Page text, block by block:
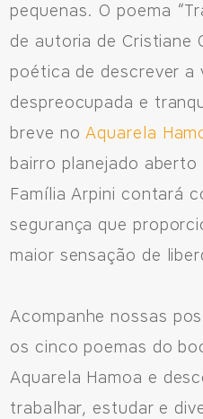
Fale Conosco
Avenida Eiffel, 819 -
Sinop/MT - 78.555-453
66 3531 9505
Fale pelo WhastApp
pequenas. O poema
de autoria de Cristiane
poética de descrever a
despreocupada e
breve noAquarela
bairro planejado aberto
Família Arpini contará
segurança que
maior sensação de
Acompanhe nossas
os cinco poemas do
Aquarela Hamoa e
trabalhar, estudar e